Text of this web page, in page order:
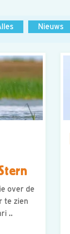
Nieuws
over de
te zien
..